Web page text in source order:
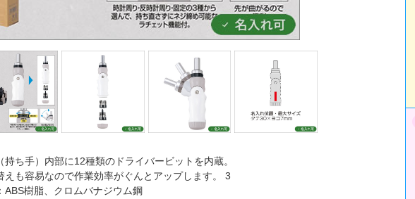
持ち手）内部に12種類のドライバービットを内蔵。
えも容易なので作業効率がぐんとアップします。 3
ABS樹脂、クロムバナジウム鋼